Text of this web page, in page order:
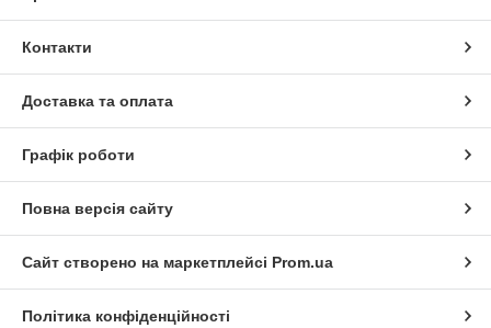
Контакти
Доставка та оплата
Графік роботи
Повна версія сайту
Сайт створено на маркетплейсі Prom.ua
Політика конфіденційності